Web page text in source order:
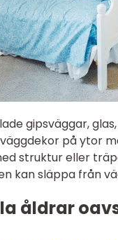
gipsväggar,
på ytor
struktur eller
kan släppa från
åldrar